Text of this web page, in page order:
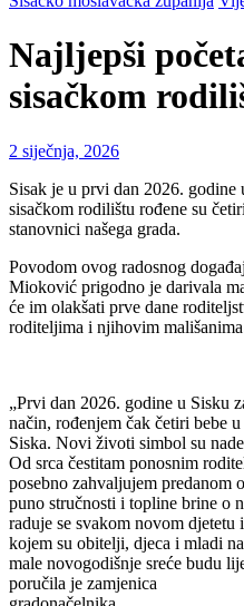
Najljepši
sisačkom
2 siječnja, 2026
Sisak je u prvi dan 2026. godine
sisačkom rodilištu rođene su
stanovnici našega grada.
Povodom ovog radosnog
Mioković prigodno je darivala
će im olakšati prve dane
roditeljima i njihovim
„Prvi dan 2026. godine u Sisku
način, rođenjem čak četiri bebe
Siska. Novi životi simbol su
Od srca čestitam ponosnim
posebno zahvaljujem predanom
puno stručnosti i topline brine o
raduje se svakom novom djetetu
kojem su obitelji, djeca i mladi
male novogodišnje sreće budu
poručila je zamjenica